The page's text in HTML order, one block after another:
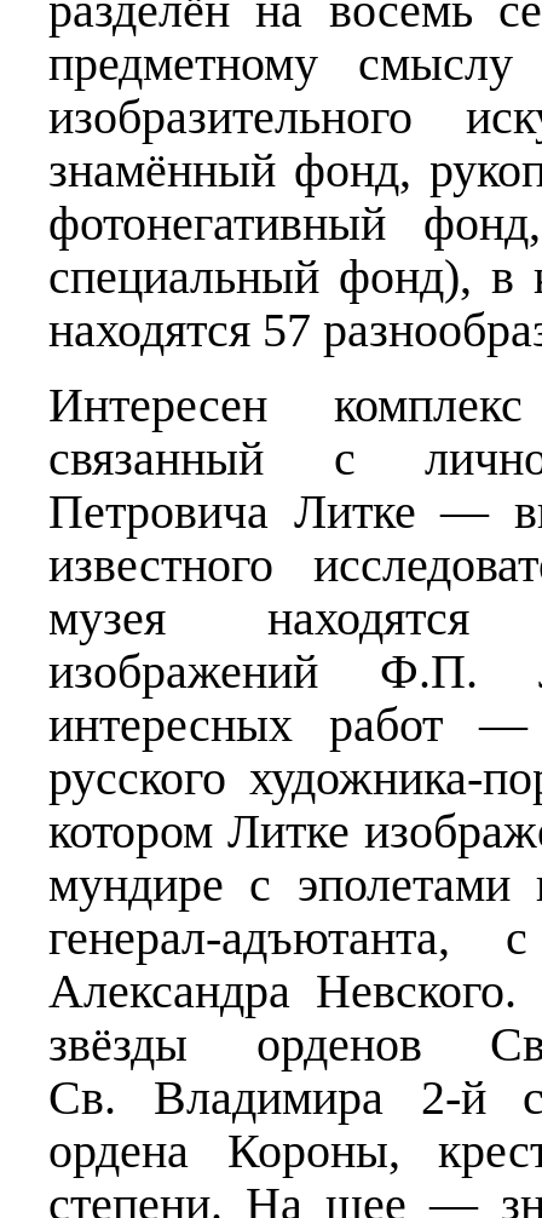
предметному
изобразительного
знамённый фонд,
фотонегативный
специальный фонд), в
находятся 57
Интересен
связанный с
Петровича Литке —
известного
музея находятся
изображений
интересных работ —
русского художника-
котором Литке
мундире с эполетами
генерал-
Александра
звёзды орденов
Св. Владимира 2-й
ордена Короны,
степени. На шее —